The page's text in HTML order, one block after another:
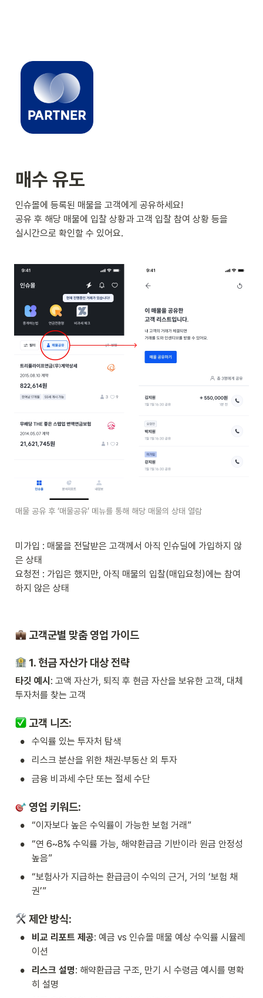
매수 유도
인슈몰에 등록된 매물을 고객에게 공유하세요!
공유 후 해당 매물에 입찰 상황과 고객 입찰 참여 상황 등을
실시간으로 확인할 수 있어요.
매물 공유 후 ‘매물공유’ 메뉴를 통해 해당 매물의 상태 열람
미가입 : 매물을 전달받은 고객께서 아직 인슈딜에 가입하지 않
은 상태
요청전 : 가입은 했지만, 아직 매물의 입찰(매입요청)에는 참여
하지 않은 상태
고객군별 맞춤 영업 가이드
1. 현금 자산가 대상 전략
타깃 예시 : 고액 자산가, 퇴직 후 현금 자산을 보유한 고객, 대체
투자처를 찾는 고객
고객 니즈:
• 수익률 있는 투자처 탐색
• 리스크 분산을 위한 채권·부동산 외 투자
• 금융 비과세 수단 또는 절세 수단
영업 키워드:
• “이자보다 높은 수익률이 가능한 보험 거래”
•
“연 6~8% 수익률 가능, 해약환급금 기반이라 원금 안정성
높음”
•
“보험사가 지급하는 환급금이 수익의 근거, 거의 ‘보험 채
권’”
제안 방식:
• 비교 리포트 제공: 예금 vs 인슈몰 매물 예상 수익률 시뮬레
이션
• 리스크 설명: 해약환급금 구조, 만기 시 수령금 예시를 명확
히 설명